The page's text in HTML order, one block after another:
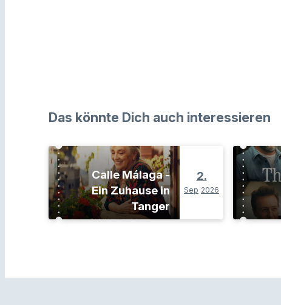
Das könnte Dich auch interessieren
Calle Málaga -
Ein Zuhause in
Tanger
2.
Sep 2026